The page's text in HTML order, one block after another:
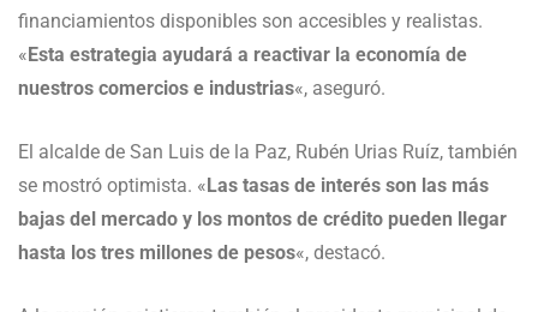
financiamientos disponibles son accesibles y realistas.
«Esta estrategia ayudará a reactivar la economía de
nuestros comercios e industrias«, aseguró.
El alcalde de San Luis de la Paz, Rubén Urias Ruíz, también
se mostró optimista. «Las tasas de interés son las más
bajas del mercado y los montos de crédito pueden llegar
hasta los tres millones de pesos«, destacó.